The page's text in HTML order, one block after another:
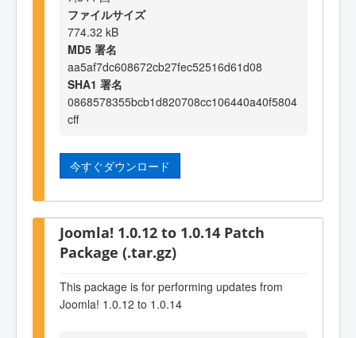
ファイルサイズ
774.32 kB
MD5 署名
aa5af7dc608672cb27fec52516d61d08
SHA1 署名
0868578355bcb1d820708cc106440a40f5804
cff
今すぐダウンロード
Joomla! 1.0.12 to 1.0.14 Patch
Package (.tar.gz)
This package is for performing updates from
Joomla! 1.0.12 to 1.0.14